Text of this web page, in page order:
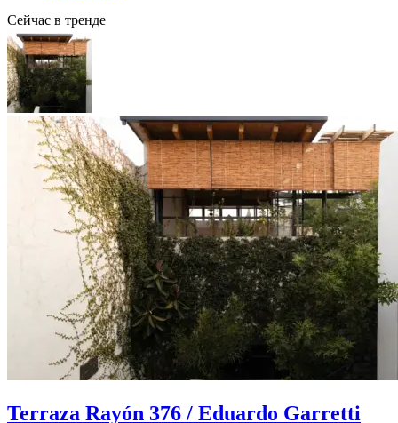
Сейчас в тренде
Terraza Rayón 376 / Eduardo Garretti